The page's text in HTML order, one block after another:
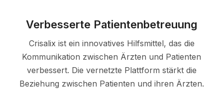
Verbesserte Patientenbetreuung
Crisalix ist ein innovatives Hilfsmittel, das die
Kommunikation zwischen Ärzten und Patienten
verbessert. Die vernetzte Plattform stärkt die
Beziehung zwischen Patienten und ihren Ärzten.